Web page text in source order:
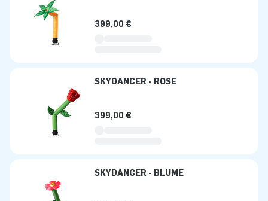
399,00 €
SKYDANCER - ROSE
399,00 €
SKYDANCER - BLUME